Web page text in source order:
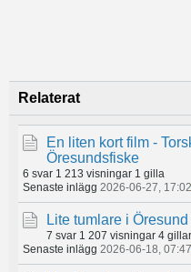
Relaterat
En liten kort film -
Öresundsfiske
6 svar 1 213 visningar 1 gilla
Senaste inlägg 2026-06-27, 17:02
Lite tumlare i Öresund
7 svar 1 207 visningar 4 gillar
Senaste inlägg 2026-06-18, 07:47